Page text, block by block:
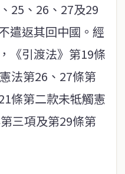
25、26、27及29
遣返其回中國。經
《引渡法》第19條
法第26、27條第
條第二款未牴觸憲
三項及第29條第